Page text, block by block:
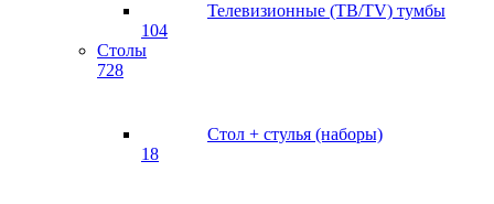
Телевизионные (ТВ/TV) тумбы
104
Столы
728
Стол + стулья (наборы)
18